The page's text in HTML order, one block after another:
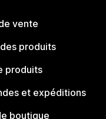
vente
produits
produits
et expéditions
boutique